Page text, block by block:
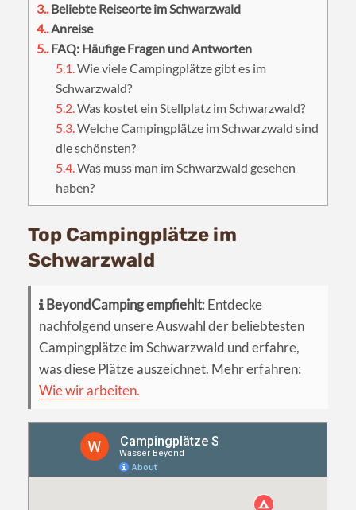
3.Beliebte Reiseorte im Schwarzwald
4.Anreise
5.FAQ: Häufige Fragen und Antworten
5.1.Wie viele Campingplätze gibt es im
Schwarzwald?
5.2.Was kostet ein Stellplatz im Schwarzwald?
5.3.Welche Campingplätze im Schwarzwald sind
die schönsten?
5.4.Was muss man im Schwarzwald gesehen
haben?
Top Campingplätze im
Schwarzwald
BeyondCamping empfiehlt: Entdecke
nachfolgend unsere Auswahl der beliebtesten
Campingplätze im Schwarzwald und erfahre,
was diese Plätze auszeichnet. Mehr erfahren:
Wie wir arbeiten.